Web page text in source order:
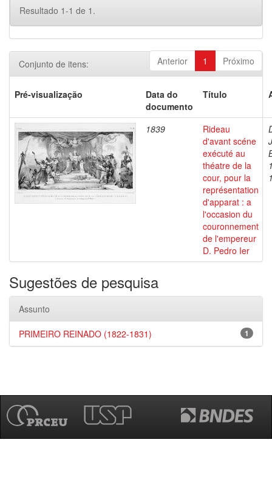
Resultado 1-1 de 1.
Anterior 1 Próximo
Conjunto de itens:
Pré-visualização
Data do
documento
Título
1839
Rideau
d'avant scéne
exécuté au
théatre de la
cour, pour la
représentation
d'apparat : a
l'occasion du
couronnement
de l'empereur
D. Pedro Ier
Sugestões de pesquisa
Assunto
1
PRIMEIRO REINADO (1822-1831)